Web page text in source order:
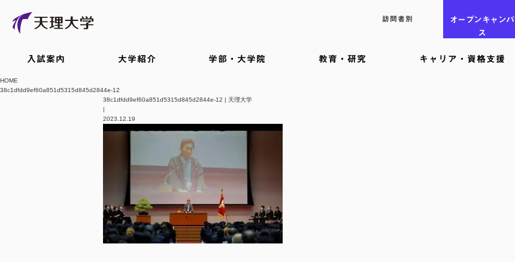
訪問者別 オープン キャンパ
ス
入試案内 大学紹介 学部・大学院 教育・研究 キャリア・資格支援
HOME
38c1dfdd9ef60a851d5315d845d2844e-12
38c1dfdd9ef60a851d5315d845d2844e-12 | 天理大学
|
2023.12.19